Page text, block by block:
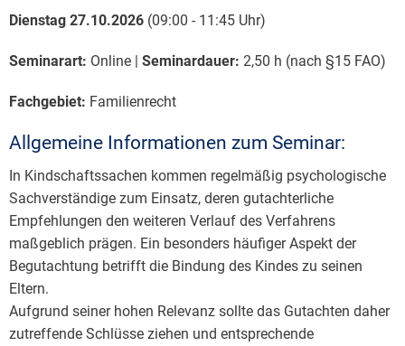
Dienstag 27.10.2026 (09:00 - 11:45 Uhr)
Seminarart: Online | Seminardauer: 2,50 h (nach §15 FAO)
Fachgebiet: Familienrecht
Allgemeine Informationen zum Seminar:
In Kindschaftssachen kommen regelmäßig psychologische
Sachverständige zum Einsatz, deren gutachterliche
Empfehlungen den weiteren Verlauf des Verfahrens
maßgeblich prägen. Ein besonders häufiger Aspekt der
Begutachtung betrifft die Bindung des Kindes zu seinen
Eltern.
Aufgrund seiner hohen Relevanz sollte das Gutachten daher
zutreffende Schlüsse ziehen und entsprechende